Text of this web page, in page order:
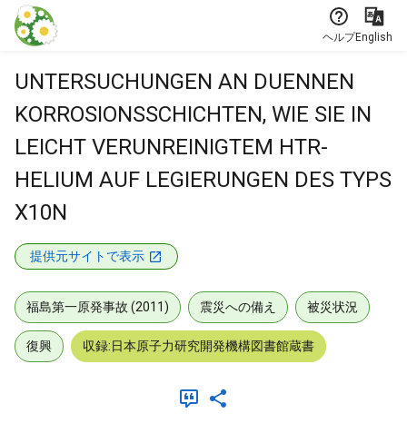
本文に飛ぶ
ヘルプEnglish
UNTERSUCHUNGEN AN DUENNEN
KORROSIONSSCHICHTEN, WIE SIE IN
LEICHT VERUNREINIGTEM HTR-
HELIUM AUF LEGIERUNGEN DES TYPS
X10N
提供元サイトで表示
福島第一原発事故 (2011) 震災への備え 被災状況
復興 収録:日本原子力研究開発機構図書館蔵書